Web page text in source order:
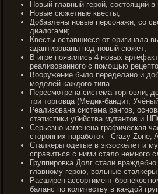
Новый главный герой, состоящий в
Новые сюжетные квесты;
Добавлены новые персонажи, со
диалогами;
Квесты оставшиеся от оригинала
адаптированы под новый сюжет;
В игре появились 4 новых
реализованного с помощью
Вооружение было переделано и
моделей каждого типа.
Пересмотрена система торговли,
три торговца (Медик-бандит,
Реализована система рангов,
статистики убийства мутантов и
Серьезно изменена графическая
сторонних наработок - Crazy Zone,
Сталкеры одетые в экзоскелет и
справиться с ними стало немного
Группировка Долг стали
главному герою, вольные
Расширен ассортимент
баланс по количеству в каждой